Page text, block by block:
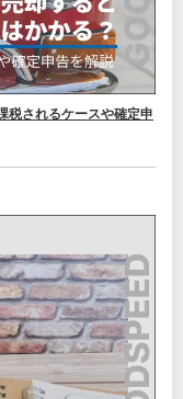
税されるケースや確定申